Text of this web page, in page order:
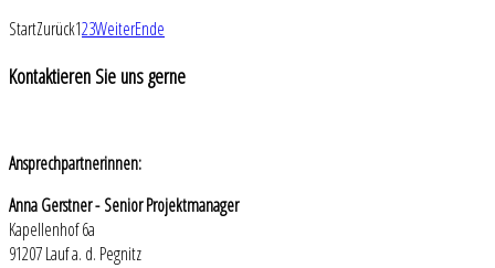
StartZurück123WeiterEnde
Kontaktieren Sie uns gerne
Ansprechpartnerinnen:
Anna Gerstner - Senior Projektmanager
Kapellenhof 6a
91207 Lauf a. d. Pegnitz